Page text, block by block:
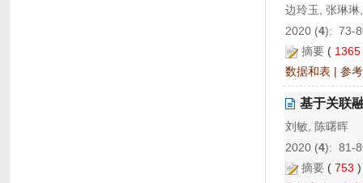
边玲玉, 张琳
2020 (4): 73-
摘要 ( 1365
数据和表 | 参
基于关联
刘敏, 陈曙晖
2020 (4): 81-
摘要 ( 753